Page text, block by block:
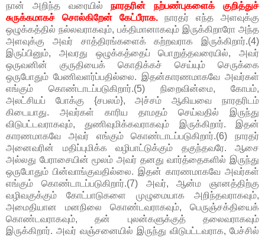
நான் அறிந்த வரையில்நாரதரின் நற்பண்புகளைக் குறித்துச்
சுருக்கமாகச் சொல்கிறேன் கேட்பீராக.நாரதர் எந்த அளவுக்கு
ஒழுக்கத்தில் நல்லவராகவும், பக்திமானாகவும் இருக்கிறாரோ அந்த
அளவுக்கு அவர் சாத்திரங்களைக் கற்றவராக இருக்கிறார்.(4)
இருப்பினும், அவரது ஒழுக்கத்தைப் பொறுத்தவரையில், அவர்
ஒருவனின் குருதியைக் கொதிக்கச் செய்யும் செருக்கை
ஒருபோதும் பேணிவளர்ப்பதில்லை. இதன்காரணமாகவே அவர்கள்
எங்கும் கொண்டாடப்படுகிறார்.(5) நிறைவின்மை, கோபம்,
அலட்சியப் போக்கு {சபலம்}, அச்சம் ஆகியவை நாரதரிடம்
கிடையாது. அவர்கள் காரிய தாமதம் செய்வதில் இருந்து
விடுபட்டவராகவும், துணிவுமிக்கவராகவும் இருக்கிறார். இதன்
காரணமாகவே அவர் எங்கும் கொண்டாடப்படுகிறார்.(6) நாரதர்
அனைவரின் மதிப்புமிக்க வழிபாட்டுக்கும் தகுந்தவரே. ஆசை
அல்லது பேராசையின் மூலம் அவர் தனது வார்த்தைகளில் இருந்து
ஒருபோதும் பின்வாங்குவதில்லை. இதன் காரணமாகவே அவர்கள்
எங்கும் கொண்டாடப்படுகிறார்.(7) அவர், ஆன்ம ஞானத்திற்கு
வழிவகுக்கும் கோட்பாடுகளை முழுமையாக அறிந்தவராகவும்,
அமைதியான மனநிலை கொண்டவராகவும், பெருஞ்சக்தியைக்
கொண்டவராகவும், தன் புலன்களுக்குத் தலைவராகவும்
இருக்கிறார். அவர் வஞ்சனையில் இருந்து விடுபட்டவராக, பேச்சில்